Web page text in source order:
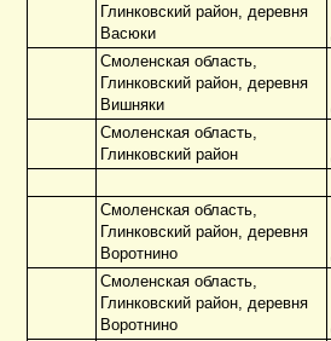
Глинковский район, деревня
Васюки
Смоленская область,
Глинковский район, деревня
Вишняки
Смоленская область,
Глинковский район
Смоленская область,
Глинковский район, деревня
Воротнино
Смоленская область,
Глинковский район, деревня
Воротнино